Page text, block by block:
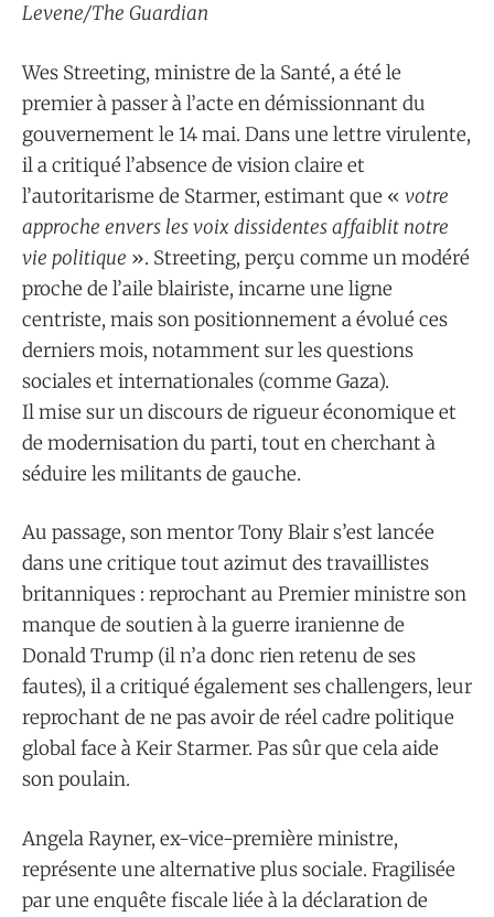
Levene/The Guardian
Wes Streeting, ministre de la Santé, a été le
premier à passer à l’acte en démissionnant du
gouvernement le 14 mai. Dans une lettre virulente,
il a critiqué l’absence de vision claire et
l’autoritarisme de Starmer, estimant que « votre
approche envers les voix dissidentes affaiblit notre
vie politique ». Streeting, perçu comme un modéré
proche de l’aile blairiste, incarne une ligne
centriste, mais son positionnement a évolué ces
derniers mois, notamment sur les questions
sociales et internationales (comme Gaza).
Il mise sur un discours de rigueur économique et
de modernisation du parti, tout en cherchant à
séduire les militants de gauche.
Au passage, son mentor Tony Blair s’est lancée
dans une critique tout azimut des travaillistes
britanniques : reprochant au Premier ministre son
manque de soutien à la guerre iranienne de
Donald Trump (il n’a donc rien retenu de ses
fautes), il a critiqué également ses challengers, leur
reprochant de ne pas avoir de réel cadre politique
global face à Keir Starmer. Pas sûr que cela aide
son poulain.
Angela Rayner, ex-vice-première ministre,
représente une alternative plus sociale. Fragilisée
par une enquête fiscale liée à la déclaration de